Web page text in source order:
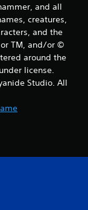
and all
creatures,
and the
TM, and/or ©
around the
license.
Studio. All